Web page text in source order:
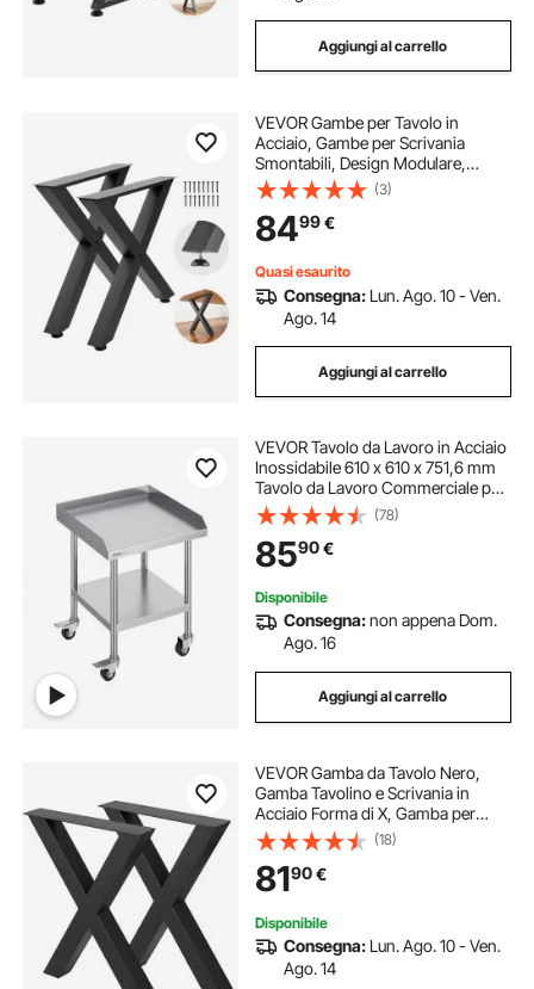
Aggiungi al carrello
VEVOR Gambe per Tavolo in
Acciaio, Gambe per Scrivania
Smontabili, Design Modulare,
Struttura a X, Facile da Montare,
Carico Max. 1000 kg, per Tavoli da
Caffè e da Lavoro, 75 x 79 cm, 2
Pezzi, Nero
(3)
8499€
Quasi esaurito
Consegna: Lun. Ago. 10 - Ven.
Ago. 14
Aggiungi al carrello
VEVOR Tavolo da Lavoro in Acciaio
Inossidabile 610 x 610 x 751,6 mm
Tavolo da Lavoro Commerciale per
Preparazione degli Alimenti 4
Ruote, Alzatina su 3 Lati, Tavolo da
Lavoro in Metallo per Ristorante
(78)
8590€
Disponibile
Consegna:non appena Dom.
Ago. 16
Aggiungi al carrello
VEVOR Gamba da Tavolo Nero,
Gamba Tavolino e Scrivania in
Acciaio Forma di X, Gamba per
Tavolo in Metallo 720 x 600 mm
con Capacità da 1000 kg per
Tavolini, Divano, Mobile, Porta TV,
Scrivania
(18)
8190€
Disponibile
Consegna: Lun. Ago. 10 - Ven.
Ago. 14